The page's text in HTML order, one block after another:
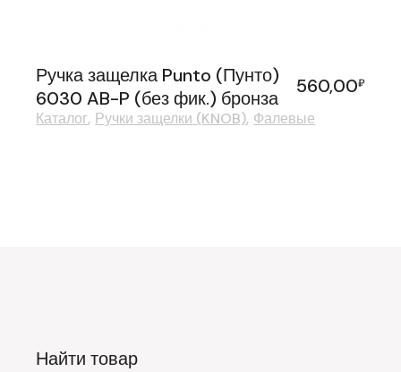
Ручка защелка Punto (Пунто)
6030 AB-P (без фик.) бронза
560,00₽
Каталог Ручки защелки (KNOB) Фалевые
Найти товар